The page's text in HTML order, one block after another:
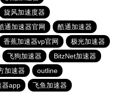
旋风加速度器
通加速器官网
酷通加速器
香蕉加速器vp官网
极光加速器
飞狗加速器
BitzNet加速器
加速器
outline
器app 飞鱼加速器